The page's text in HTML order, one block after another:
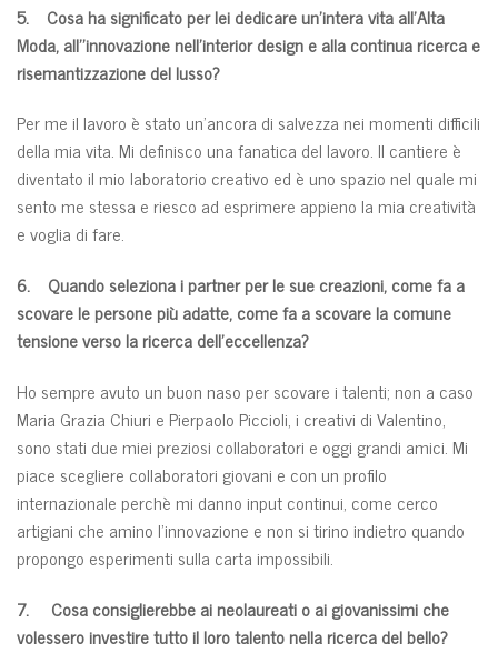
5. Cosa ha significato per lei dedicare un’intera vita all’Alta
Moda, all’’innovazione nell’interior design e alla continua ricerca e
risemantizzazione del lusso?
Per me il lavoro è stato un’ancora di salvezza nei momenti difficili
della mia vita. Mi definisco una fanatica del lavoro. Il cantiere è
diventato il mio laboratorio creativo ed è uno spazio nel quale mi
sento me stessa e riesco ad esprimere appieno la mia creatività
e voglia di fare.
6. Quando seleziona i partner per le sue creazioni, come fa a
scovare le persone più adatte, come fa a scovare la comune
tensione verso la ricerca dell’eccellenza?
Ho sempre avuto un buon naso per scovare i talenti; non a caso
Maria Grazia Chiuri e Pierpaolo Piccioli, i creativi di Valentino,
sono stati due miei preziosi collaboratori e oggi grandi amici. Mi
piace scegliere collaboratori giovani e con un profilo
internazionale perchè mi danno input continui, come cerco
artigiani che amino l’innovazione e non si tirino indietro quando
propongo esperimenti sulla carta impossibili.
7. Cosa consiglierebbe ai neolaureati o ai giovanissimi che
volessero investire tutto il loro talento nella ricerca del bello?